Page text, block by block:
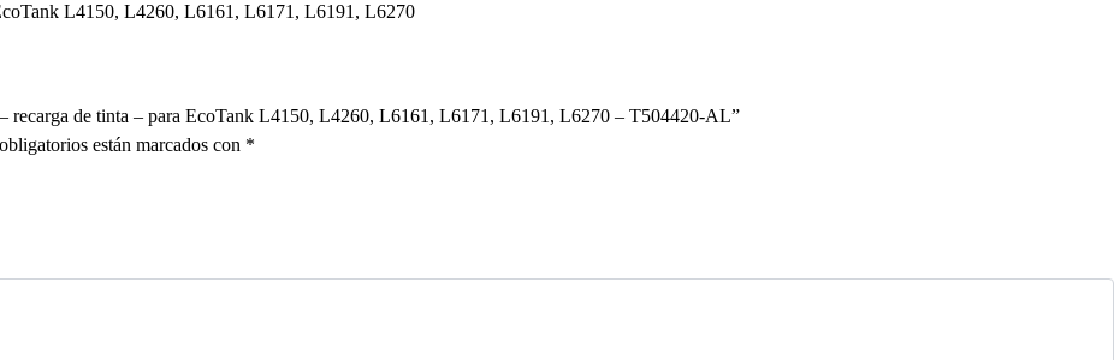
L4150, L4260, L6161, L6171, L6191, L6270
recarga de tinta – para EcoTank L4150, L4260, L6161, L6171, L6191, L6270 – T504420-AL”
están marcados con *